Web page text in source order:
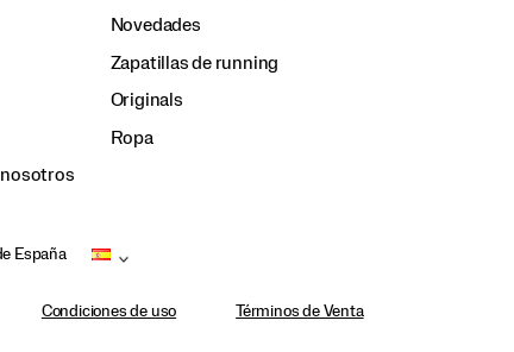
nosotros
Novedades
Zapatillas de running
Originals
Ropa
España
Condiciones de uso Términos de Venta